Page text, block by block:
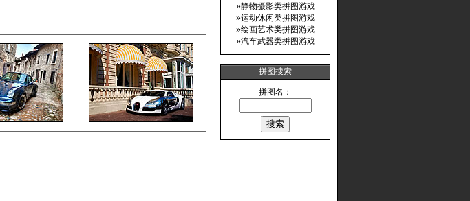
»静物摄影类拼图游戏
»运动休闲类拼图游戏
»绘画艺术类拼图游戏
»汽车武器类拼图游戏
拼图搜索
拼图名：